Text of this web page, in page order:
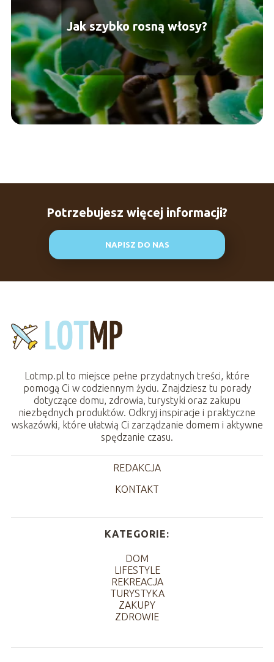
Jak szybko rosną włosy?
Potrzebujesz więcej informacji?
NAPISZ DO NAS
Lotmp.pl to miejsce pełne przydatnych treści, które
pomogą Ci w codziennym życiu. Znajdziesz tu porady
dotyczące domu, zdrowia, turystyki oraz zakupu
niezbędnych produktów. Odkryj inspiracje i praktyczne
wskazówki, które ułatwią Ci zarządzanie domem i aktywne
spędzanie czasu.
REDAKCJA
KONTAKT
KATEGORIE:
DOM
LIFESTYLE
REKREACJA
TURYSTYKA
ZAKUPY
ZDROWIE